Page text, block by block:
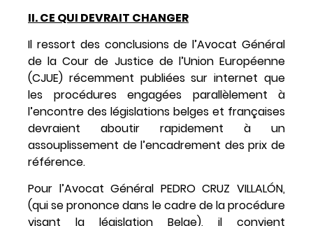
II. CE QUI DEVRAIT CHANGER
Il ressort des conclusions de l’Avocat Général
de la Cour de Justice de l’Union Européenne
(CJUE) récemment publiées sur internet que
les procédures engagées parallèlement à
l’encontre des législations belges et françaises
devraient aboutir rapidement à un
assouplissement de l’encadrement des prix de
référence.
Pour l’Avocat Général PEDRO CRUZ VILLALÓN,
(qui se prononce dans le cadre de la procédure
visant la législation Belge), il convient